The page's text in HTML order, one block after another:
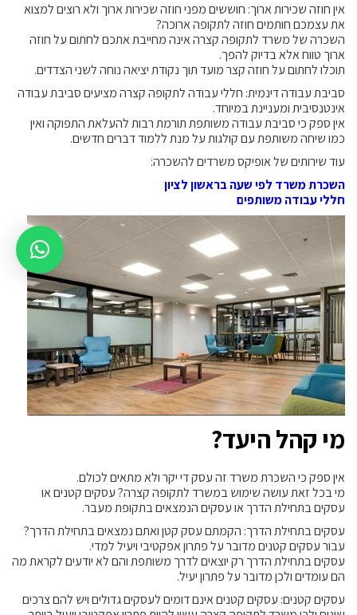
אין חוזה שכירות ארוך: חוששים מפני חוזה שכירות ארוך ולא רוצים למצוא
את עצמכם חותמים חוזה לתקופה ארוכה?
השכרה של משרד לתקופה קצרה אינה מחייבת אתכם לחתום על חוזה
ארוך טווח אלא בדיוק להפך.
תוכלו לחתום על חוזה קצר מועד תוך נקודת יציאה נוחה לשני הצדדים.
סביבת עבודה דינמית: חללי עבודה לתקופה קצרה מציעים סביבת עבודה
אינטנסיבית ומעניינת במיוחד.
אין ספק כי סביבת עבודה משותפת תורמת רבות להעלאת התפוקה ואין
כמו שיחה משותפת עם קולגות על מנת ללמוד דברים חדשים.
עוד שירותים של אופיקס משרדים להשכרה:
השכרת משרד לפי שעה בראשון לציון
חללי עבודה משותפים
מי קהל היעד?
אין ספק כי השכרת משרד זה עסק די יקר ולא מתאים לכולם.
מי בכל זאת עושה שימוש במשרד לתקופה קצרה? עסקים קטנים או
עסקים בתחילת הדרך או עסקים הנמצאים בתקופת מעבר.
עסקים בתחילת הדרך: הקמתם עסק קטן ואתם נמצאים בתחילת הדרך?
עבור עסקים קטנים מדובר על פתרון אפקטיבי ויעיל למדי.
עסקים בתחילת הדרך רק יוצאים לדרך משותפת והם לא יודעים לקראת מה
הם עומדים ולכן מדובר על פתרון יעיל.
עסקים קטנים: עסקים קטנים אינם דומים לעסקים גדולים ויש להם צרכים